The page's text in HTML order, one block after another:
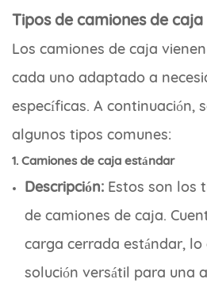
Tipos de camiones de caja
Los camiones de caja
cada uno adaptado a
específicas. A continuación,
algunos tipos comunes:
1. Camiones de caja estándar
Descripción: Estos son los
de camiones de caja.
carga cerrada estándar, lo
solución versátil para una